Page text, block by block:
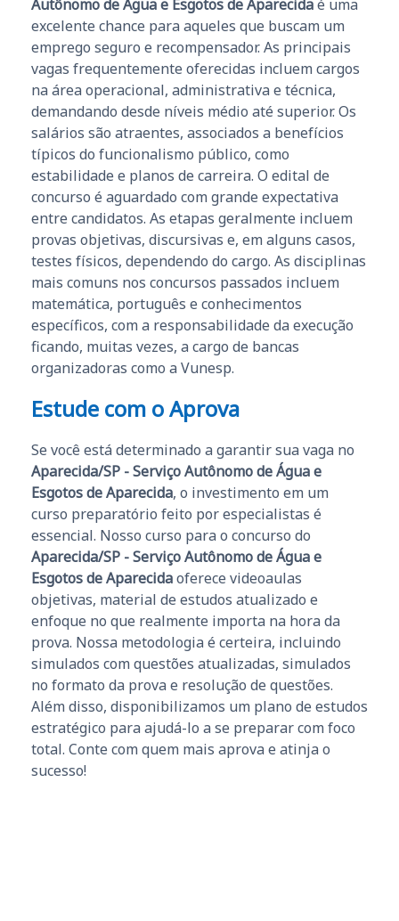
Autônomo de Água e Esgotos de Aparecidaé uma
excelente chance para aqueles que buscam um
emprego seguro e recompensador. As principais
vagas frequentemente oferecidas incluem cargos
na área operacional, administrativa e técnica,
demandando desde níveis médio até superior. Os
salários são atraentes, associados a benefícios
típicos do funcionalismo público, como
estabilidade e planos de carreira. O edital de
concurso é aguardado com grande expectativa
entre candidatos. As etapas geralmente incluem
provas objetivas, discursivas e, em alguns casos,
testes físicos, dependendo do cargo. As disciplinas
mais comuns nos concursos passados incluem
matemática, português e conhecimentos
específicos, com a responsabilidade da execução
ficando, muitas vezes, a cargo de bancas
organizadoras como a Vunesp.
Estude com o Aprova
Se você está determinado a garantir sua vaga no
Aparecida/SP - Serviço Autônomo de Água e
Esgotos de Aparecida, o investimento em um
curso preparatório feito por especialistas é
essencial. Nosso curso para o concurso do
Aparecida/SP - Serviço Autônomo de Água e
Esgotos de Aparecidaoferece videoaulas
objetivas, material de estudos atualizado e
enfoque no que realmente importa na hora da
prova. Nossa metodologia é certeira, incluindo
simulados com questões atualizadas, simulados
no formato da prova e resolução de questões.
Além disso, disponibilizamos um plano de estudos
estratégico para ajudá-lo a se preparar com foco
total. Conte com quem mais aprova e atinja o
sucesso!